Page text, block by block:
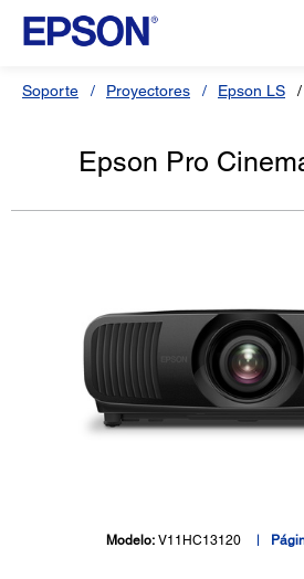
Soporte Proyectores Epson LS
Epson Pro
Modelo: V11HC13120